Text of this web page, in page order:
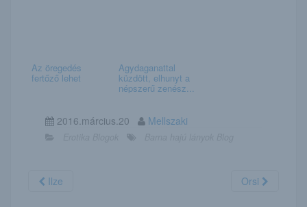
Az öregedés
fertőző lehet
Agydaganattal
küzdött, elhunyt a
népszerű zenész...
2016.március.20 Mellszaki
Ilze Orsi